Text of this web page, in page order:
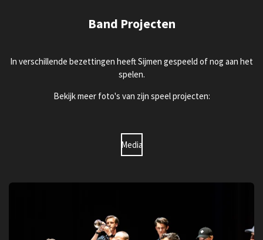
Band Projecten
In verschillende bezettingen heeft Sijmen gespeeld of nog aan het
spelen.
Bekijk meer foto's van zijn speel projecten:
Media